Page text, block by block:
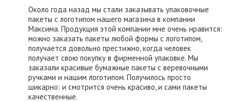
Около года назад мы стали заказывать упаковочные
пакеты с логотипом нашего магазина в компании
Максима. Продукция этой компании мне очень нравится:
можно заказать пакеты любой формы с логотипом,
получается довольно престижно, когда человек
получает свою покупку в фирменной упаковке. Мы
заказали красивые бумажные пакеты с веревочными
ручками и нашим логотипом. Получилось просто
шикарно: и смотрится очень красиво, и сами пакеты
качественные.